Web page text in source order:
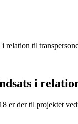
relation til
i
er der til projektet